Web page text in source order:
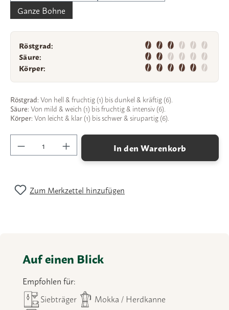
Ganze Bohne
Röstgrad:
Säure:
Körper:
Röstgrad:Von hell & fruchtig (1) bis dunkel & kräftig (6).
Säure:Von mild & weich (1) bis fruchtig & intensiv (6).
Körper:Von leicht & klar (1) bis schwer & sirupartig (6).
Produkt Anzahl: Gib den gewünschten Wert
In den Warenkorb
Zum Merkzettel hinzufügen
Auf einen Blick
Empfohlen für:
Siebträger
Mokka / Herdkanne